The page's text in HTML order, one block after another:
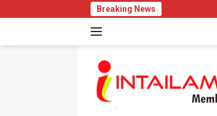
ke
Breaking News